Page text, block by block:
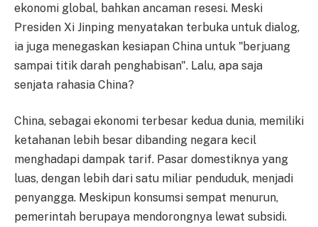
ekonomi global, bahkan ancaman resesi. Meski
Presiden Xi Jinping menyatakan terbuka untuk dialog,
ia juga menegaskan kesiapan China untuk "berjuang
sampai titik darah penghabisan". Lalu, apa saja
senjata rahasia China?
China, sebagai ekonomi terbesar kedua dunia, memiliki
ketahanan lebih besar dibanding negara kecil
menghadapi dampak tarif. Pasar domestiknya yang
luas, dengan lebih dari satu miliar penduduk, menjadi
penyangga. Meskipun konsumsi sempat menurun,
pemerintah berupaya mendorongnya lewat subsidi.